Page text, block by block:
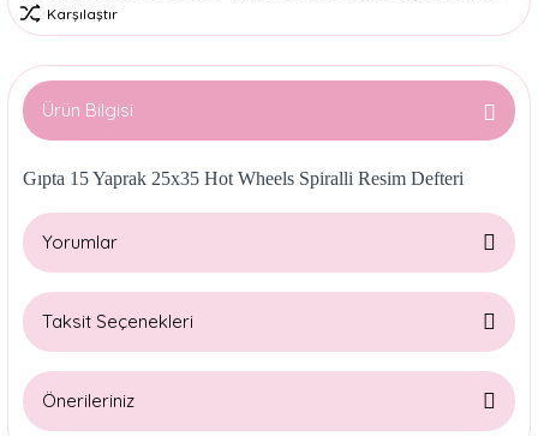
Karşılaştır
Ürün Bilgisi
Gıpta 15 Yaprak 25x35 Hot Wheels Spiralli Resim Defteri
Yorumlar
Taksit Seçenekleri
Önerileriniz